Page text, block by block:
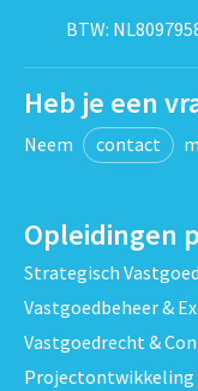
BTW:
Heb je een
Neem contact
Opleidingen
Strategisch
Vastgoedbeheer &
Vastgoedrecht &
Projectontwikkeling